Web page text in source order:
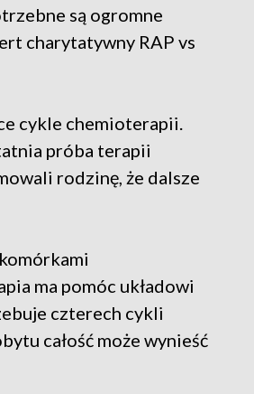
są ogromne
charytatywny RAP vs
cykle chemioterapii.
próba terapii
rodzinę, że dalsze
ma pomóc układowi
czterech cykli
całość może wynieść